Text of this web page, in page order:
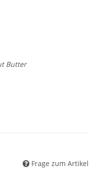
Butter
Frage zum Artikel